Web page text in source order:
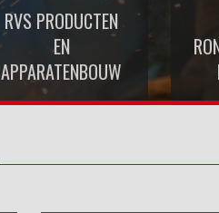
RVS PRODUCTEN
EN
APPARATENBOUW